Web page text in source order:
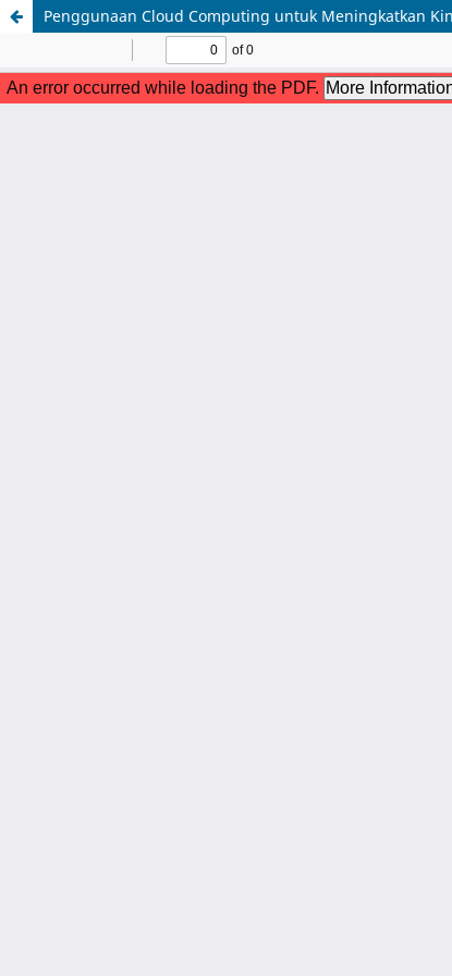
Penggunaan Cloud Computing untuk Meningkatkan